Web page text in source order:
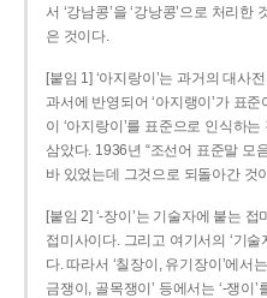
서 ‘강남콩’을 ‘강낭콩’으로 처리한
은 것이다.
[붙임 1] ‘아지랑이’는 과거의 대사
과서에 반영되어 ‘아지랭이’가 표
이 ‘아지랑이’를 표준으로 인식하
삼았다. 1936년 “조선어 표준말 모
바 있었는데 그것으로 되돌아간 것
[붙임 2] ‘-장이’는 기술자에 붙는
접미사이다. 그리고 여기서의 ‘기술
다. 따라서 ‘칠장이, 유기장이’에서
금쟁이, 골목쟁이’ 등에서는 ‘-쟁이